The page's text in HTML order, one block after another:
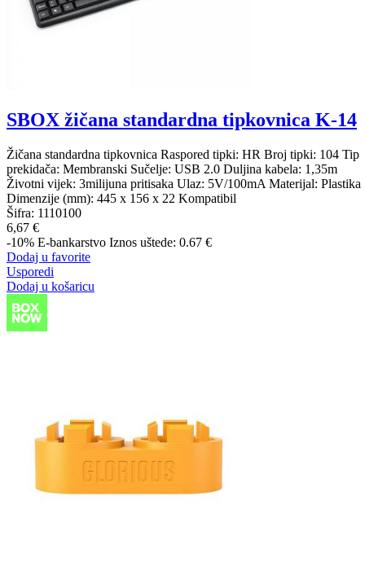
SBOX žičana standardna tipkovnica K-14
Žičana standardna tipkovnica Raspored tipki: HR Broj tipki: 104 Tip
prekidača: Membranski Sučelje: USB 2.0 Duljina kabela: 1,35m
Životni vijek: 3milijuna pritisaka Ulaz: 5V/100mA Materijal: Plastika
Dimenzije (mm): 445 x 156 x 22 Kompatibil
Šifra: 1110100
6,67 €
-10% E-bankarstvo Iznos uštede: 0.67 €
Dodaj u favorite
Usporedi
Dodaj u košaricu